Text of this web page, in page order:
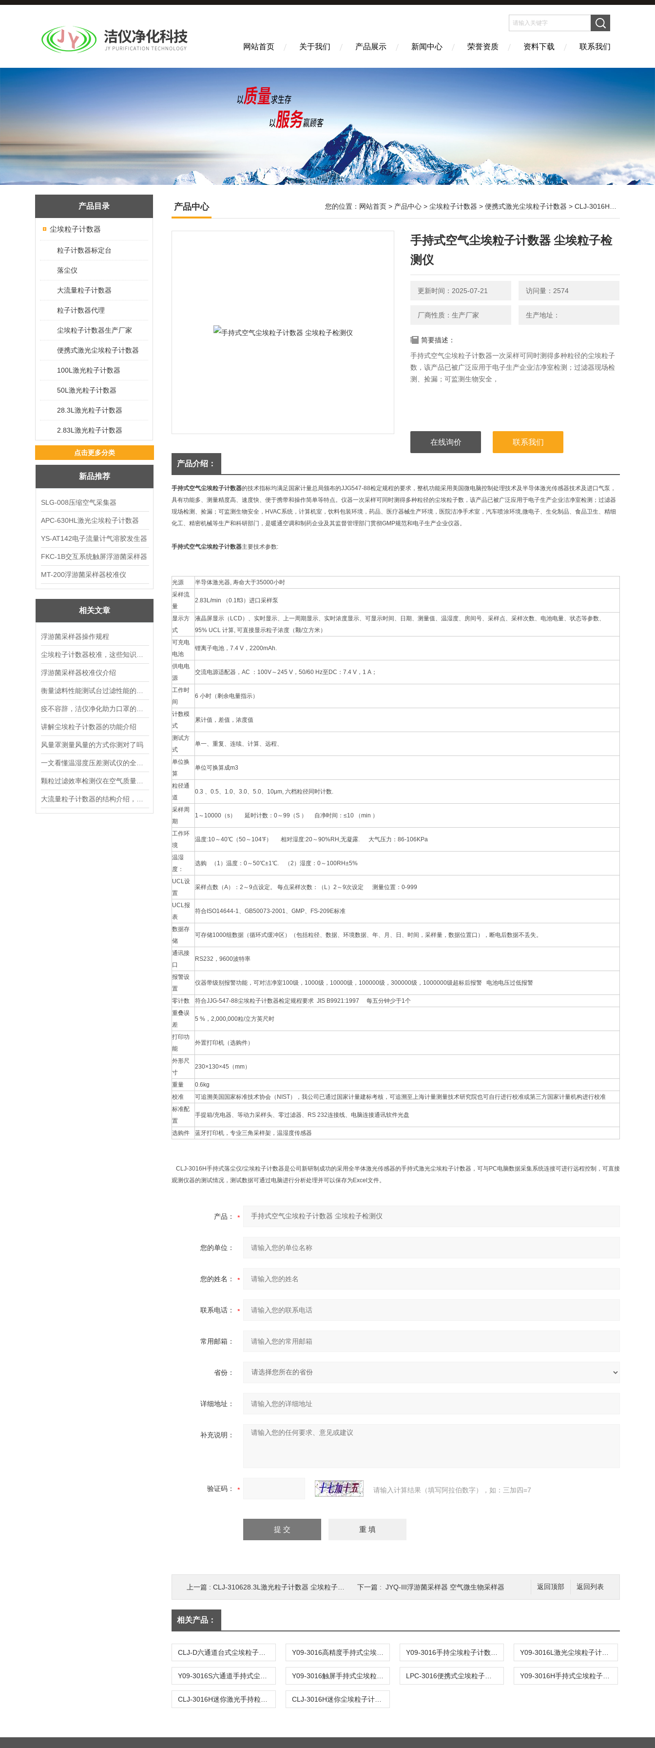
网站首页 关于我们 产品展示 新闻中心 荣誉资质 资料下载 联系我们
产品目录
尘埃粒子计数器
粒子计数器标定台
落尘仪
大流量粒子计数器
粒子计数器代理
尘埃粒子计数器生产厂家
便携式激光尘埃粒子计数器
100L激光粒子计数器
50L激光粒子计数器
28.3L激光粒子计数器
2.83L激光粒子计数器
点击更多分类
新品推荐
SLG-008压缩空气采集器
APC-630HL激光尘埃粒子计数器
YS-AT142电子流量计气溶胶发生器
FKC-1B交互系统触屏浮游菌采样器
MT-200浮游菌采样器校准仪
相关文章
浮游菌采样器操作规程
浮游菌采样器校准仪介绍
讲解尘埃粒子计数器的功能介绍
风量罩测量风量的方式你测对了吗
产品中心 您的位置： 网站首页 > 产品中心 > 尘埃粒子计数器 > 便携式激光尘埃粒子计数器 > CLJ-3016H手持式空气尘埃粒子计数器 尘埃粒子检测仪
手持式空气尘埃粒子计数器 尘埃粒子检
测仪
更新时间：2025-07-21 访问量：2574
厂商性质：生产厂家 生产地址：
简要描述：
手持式空气尘埃粒子计数器一次采样可同时测得多种粒径的尘埃粒子
数，该产品已被广泛应用于电子生产企业洁净室检测；过滤器现场检
测、捡漏；可监测生物安全，
在线询价 联系我们
产品介绍：
手持式空气尘埃粒子计数器的技术指标均满足国家计量总局颁布的JJG547-88检定规程的要求，整机功能采用美国微电脑控制处理技术及半导体激光传感器技术及进口气泵，
具有功能多、测量精度高、速度快、便于携带和操作简单等特点。仪器一次采样可同时测得多种粒径的尘埃粒子数，该产品已被广泛应用于电子生产企业洁净室检测；过滤器
现场检测、捡漏；可监测生物安全，HVAC系统，计算机室，饮料包装环境，药品、医疗器械生产环境，医院洁净手术室，汽车喷涂环境,微电子、生化制品、食品卫生、精细
化工、精密机械等生产和科研部门，是暖通空调和制药企业及其监督管理部门贯彻GMP规范和电子生产企业仪器。
手持式空气尘埃粒子计数器主要技术参数:
光源
半导体激光器, 寿命大于35000小时
采样流
量
2.83L/min （0.1ft3）进口采样泵
显示方
式
液晶屏显示（LCD）、实时显示、上一周期显示、实时浓度显示、可显示时间、日期、测量值、温湿度、房间号、采样点、采样次数、电池电量、状态等参数、
95% UCL 计算, 可直接显示粒子浓度（颗/立方米）
可充电
电池
锂离子电池，7.4 V，2200mAh.
供电电
源
交流电源适配器，AC ：100V～245 V，50/60 Hz至DC：7.4 V，1 A；
工作时
间
6 小时（剩余电量指示）
计数模
式
累计值，差值，浓度值
测试方
式
单一、重复、连续、计算、远程、
单位换
算
单位可换算成m3
粒径通
道
0.3 、0.5、1.0、3.0、5.0、10μm, 六档粒径同时计数.
采样周
期
1～10000（s） 延时计数：0～99（S ） 自净时间：≤10 （min ）
工作环
境
温度:10～40℃（50～104℉） 相对湿度:20～90%RH,无凝露. 大气压力：86-106KPa
温湿
度：
选购 （1）温度：0～50℃±1℃. （2）湿度：0～100RH±5%
UCL设
置
采样点数（A）：2～9点设定。 每点采样次数：（L）2～9次设定 测量位置：0-999
UCL报
表
符合ISO14644-1、GB50073-2001、GMP、FS-209E标准
数据存
储
可存储1000组数据（循环式缓冲区）（包括粒径、数据、环境数据、年、月、日、时间，采样量，数据位置口），断电后数据不丢失。
通讯接
口
RS232，9600波特率
报警设
置
仪器带级别报警功能，可对洁净室100级，1000级，10000级，100000级，300000级，1000000级超标后报警 电池电压过低报警
零计数
符合JJG-547-88尘埃粒子计数器检定规程要求 JIS B9921:1997 每五分钟少于1个
重叠误
差
5 %，2,000,000粒/立方英尺时
打印功
能
外置打印机（选购件）
外形尺
寸
230×130×45（mm）
重量
0.6kg
校准
可追溯美国国家标准技术协会（NIST），我公司已通过国家计量建标考核，可追溯至上海计量测量技术研究院也可自行进行校准或第三方国家计量机构进行校准
标准配
置
手提箱/充电器、等动力采样头、零过滤器、RS 232连接线、电脑连接通讯软件光盘
选购件 蓝牙打印机，专业三角采样架，温湿度传感器
CLJ-3016H手持式落尘仪/尘埃粒子计数器是公司新研制成功的采用全半体激光传感器的手持式激光尘埃粒子计数器，可与PC电脑数据采集系统连接可进行远程控制，可直接
观测仪器的测试情况，测试数据可通过电脑进行分析处理并可以保存为Excel文件。
产品：
您的单位：
您的姓名：
联系电话：
常用邮箱：
省份：
详细地址：
补充说明：
验证码： 请输入计算结果（填写阿拉伯数字），如：三加四=7
返回列表
返回顶部
上一篇 : CLJ-310628.3L激光粒子计数器 尘埃粒子检测仪 下一篇 : JYQ-III浮游菌采样器 空气微生物采样器
相关产品：